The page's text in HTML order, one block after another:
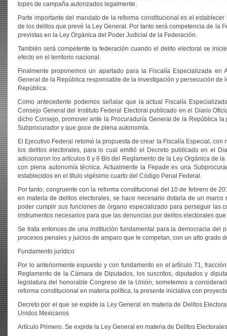
topes de campaña autorizados legalmente.
Parte importante del mandato de la reforma constitucional es el
de los delitos que prevé la Ley General. Por tanto será competencia de la
previstas en la Ley Orgánica del Poder Judicial de la Federación.
También será competente la federación cuando el delito electoral se
efecto en el territorio nacional.
Finalmente proponemos un apartado para la Fiscalía Especializada
General de la República responsable de la investigación y persecución
República.
Como antecedente podemos señalar que la actual Fiscalía
Consejo General del Instituto Federal Electoral publicado en el Diario
dicho Consejo, promover ante la Procuraduría General de la República
Subprocurador y que goce de plena autonomía.
El Ejecutivo Federal retomó la propuesta de crear la Fiscalía Especial,
los delitos electorales, para lo cual emitió el Decreto publicado en el
adicionaron los artículos 6 y 6 Bis del Reglamento de la Ley Orgánica de
con plena autonomía técnica. Actualmente la Fepade es una
establecidos en el título vigésimo cuarto del Código Penal Federal.
Por tanto, congruente con la reforma constitucional del 10 de febrero de
en materia de delitos electorales, se hace necesario dotarla de un
poder cumplir sus funciones de órgano especializado para perseguir las
instrumentos necesarios para que las denuncias por delitos electorales
Se trata entonces de una institución fundamental para la democracia
procesos penales y juicios de amparo que le competan, con un alto grado
Fundamento jurídico
Por lo anteriormente expuesto y con fundamento en el artículo 71,
Reglamento de la Cámara de Diputados, los suscritos, diputados y
legislatura del honorable Congreso de la Unión, sometemos a
reforma constitucional en materia política, la presente iniciativa con
Decreto por el que se expide la Ley General en materia de Delitos
Unidos Mexicanos
Artículo Primero. Se expide la Ley General en materia de Delitos